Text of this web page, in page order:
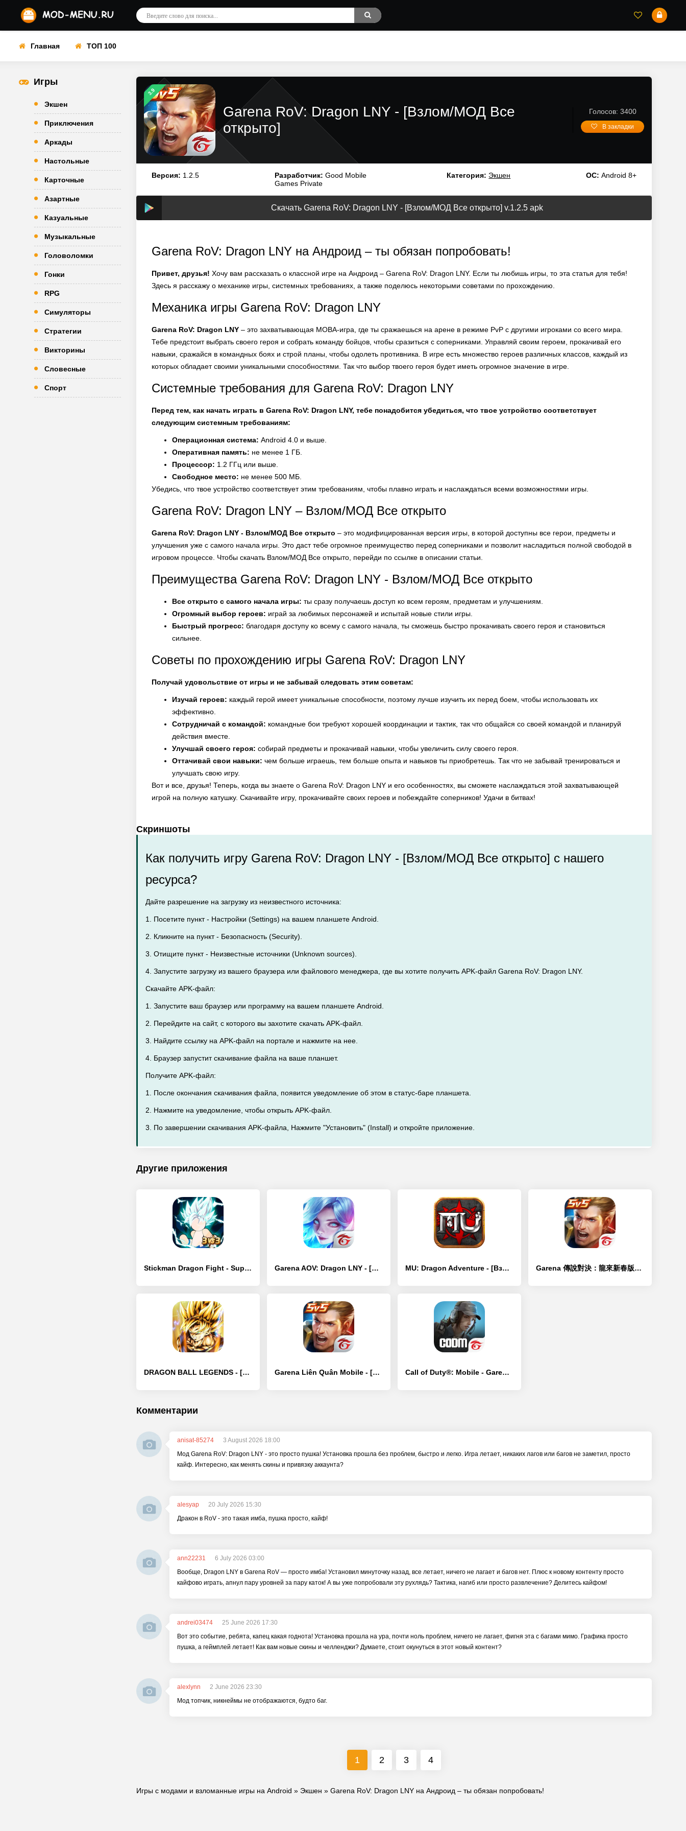
Главная ТОП 100
Игры
Экшен
Приключения
Аркады
Настольные
Карточные
Азартные
Казуальные
Музыкальные
Головоломки
Гонки
RPG
Симуляторы
Стратегии
Викторины
Словесные
Спорт
3.9
Garena RoV: Dragon LNY - [Взлом/МОД Все
открыто]
Голосов: 3400
В закладки
Версия: 1.2.5 Разработчик: Good Mobile
Games Private
Категория: Экшен ОС: Android 8+
Скачать Garena RoV: Dragon LNY - [Взлом/МОД Все открыто] v.1.2.5 apk
Garena RoV: Dragon LNY на Андроид – ты обязан попробовать!
Привет, друзья! Хочу вам рассказать о классной игре на Андроид – Garena RoV: Dragon LNY. Если ты любишь игры, то эта статья для тебя!
Здесь я расскажу о механике игры, системных требованиях, а также поделюсь некоторыми советами по прохождению.
Механика игры Garena RoV: Dragon LNY
Garena RoV: Dragon LNY – это захватывающая MOBA-игра, где ты сражаешься на арене в режиме PvP с другими игроками со всего мира.
Тебе предстоит выбрать своего героя и собрать команду бойцов, чтобы сразиться с соперниками. Управляй своим героем, прокачивай его
навыки, сражайся в командных боях и строй планы, чтобы одолеть противника. В игре есть множество героев различных классов, каждый из
которых обладает своими уникальными способностями. Так что выбор твоего героя будет иметь огромное значение в игре.
Системные требования для Garena RoV: Dragon LNY
Перед тем, как начать играть в Garena RoV: Dragon LNY, тебе понадобится убедиться, что твое устройство соответствует
следующим системным требованиям:
Операционная система: Android 4.0 и выше.
Оперативная память: не менее 1 ГБ.
Процессор: 1.2 ГГц или выше.
Свободное место: не менее 500 МБ.
Убедись, что твое устройство соответствует этим требованиям, чтобы плавно играть и наслаждаться всеми возможностями игры.
Garena RoV: Dragon LNY – Взлом/МОД Все открыто
Garena RoV: Dragon LNY - Взлом/МОД Все открыто – это модифицированная версия игры, в которой доступны все герои, предметы и
улучшения уже с самого начала игры. Это даст тебе огромное преимущество перед соперниками и позволит насладиться полной свободой в
игровом процессе. Чтобы скачать Взлом/МОД Все открыто, перейди по ссылке в описании статьи.
Преимущества Garena RoV: Dragon LNY - Взлом/МОД Все открыто
Все открыто с самого начала игры: ты сразу получаешь доступ ко всем героям, предметам и улучшениям.
Огромный выбор героев: играй за любимых персонажей и испытай новые стили игры.
Быстрый прогресс: благодаря доступу ко всему с самого начала, ты сможешь быстро прокачивать своего героя и становиться
сильнее.
Советы по прохождению игры Garena RoV: Dragon LNY
Получай удовольствие от игры и не забывай следовать этим советам:
Изучай героев: каждый герой имеет уникальные способности, поэтому лучше изучить их перед боем, чтобы использовать их
эффективно.
Сотрудничай с командой: командные бои требуют хорошей координации и тактик, так что общайся со своей командой и планируй
действия вместе.
Улучшай своего героя: собирай предметы и прокачивай навыки, чтобы увеличить силу своего героя.
Оттачивай свои навыки: чем больше играешь, тем больше опыта и навыков ты приобретешь. Так что не забывай тренироваться и
улучшать свою игру.
Вот и все, друзья! Теперь, когда вы знаете о Garena RoV: Dragon LNY и его особенностях, вы сможете наслаждаться этой захватывающей
игрой на полную катушку. Скачивайте игру, прокачивайте своих героев и побеждайте соперников! Удачи в битвах!
Скриншоты
Как получить игру Garena RoV: Dragon LNY - [Взлом/МОД Все открыто] с нашего
ресурса?
Дайте разрешение на загрузку из неизвестного источника:
1. Посетите пункт - Настройки (Settings) на вашем планшете Android.
2. Кликните на пункт - Безопасность (Security).
3. Отищите пункт - Неизвестные источники (Unknown sources).
4. Запустите загрузку из вашего браузера или файлового менеджера, где вы хотите получить APK-файл Garena RoV: Dragon LNY.
Скачайте APK-файл:
1. Запустите ваш браузер или программу на вашем планшете Android.
2. Перейдите на сайт, с которого вы захотите скачать APK-файл.
3. Найдите ссылку на APK-файл на портале и нажмите на нее.
4. Браузер запустит скачивание файла на ваше планшет.
Получите APK-файл:
1. После окончания скачивания файла, появится уведомление об этом в статус-баре планшета.
2. Нажмите на уведомление, чтобы открыть APK-файл.
3. По завершении скачивания APK-файла, Нажмите "Установить" (Install) и откройте приложение.
Другие приложения
Stickman Dragon Fight - Super - [Взлом/МОД Все открыто] Garena AOV: Dragon LNY - [Взлом/МОД Меню] MU: Dragon Adventure - [Взлом/МОД Unlocked] Garena 傳說對決：龍來新春版本 - [Взлом/МОД Unlocked]
DRAGON BALL LEGENDS - [Взлом/МОД Бесконечные деньги] Garena Liên Quân Mobile - [Взлом/МОД Unlocked] Call of Duty®: Mobile - Garena - [Взлом/МОД Бесконечные деньги]
Комментарии
anisat-85274
3 August 2026 18:00
Мод Garena RoV: Dragon LNY - это просто пушка! Установка прошла без проблем, быстро и легко. Игра летает, никаких лагов или багов не заметил, просто
кайф. Интересно, как менять скины и привязку аккаунта?
alesyap
20 July 2026 15:30
Дракон в RoV - это такая имба, пушка просто, кайф!
ann22231
6 July 2026 03:00
Вообще, Dragon LNY в Garena RoV — просто имба! Установил минуточку назад, все летает, ничего не лагает и багов нет. Плюс к новому контенту просто
кайфово играть, апнул пару уровней за пару каток! А вы уже попробовали эту рухлядь? Тактика, нагиб или просто развлечение? Делитесь кайфом!
andrei03474
25 June 2026 17:30
Вот это событие, ребята, капец какая годнота! Установка прошла на ура, почти ноль проблем, ничего не лагает, фигня эта с багами мимо. Графика просто
пушка, а геймплей летает! Как вам новые скины и челленджи? Думаете, стоит окунуться в этот новый контент?
alexlynn
2 June 2026 23:30
Мод топчик, никнеймы не отображаются, будто баг.
1 2 3 4
Игры с модами и взломанные игры на Android » Экшен » Garena RoV: Dragon LNY на Андроид – ты обязан попробовать!